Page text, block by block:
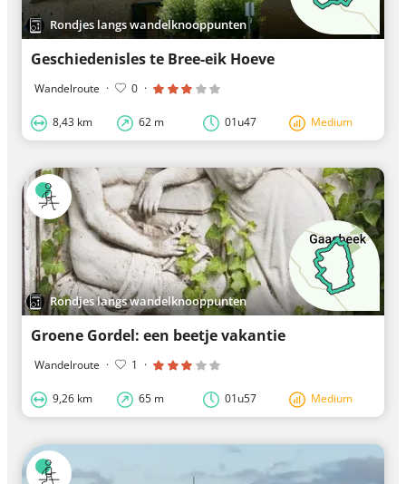
Rondjes langs wandelknooppunten
Geschiedenisles te Bree-eik Hoeve
Wandelroute · 0 ·
8,43 km 62 m 01u47 Medium
Rondjes langs wandelknooppunten
Groene Gordel: een beetje vakantie
Wandelroute · 1 ·
9,26 km 65 m 01u57 Medium